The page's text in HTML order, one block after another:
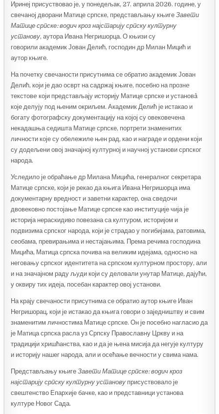
Иринеј присуствовао је, у понедељак, 27. априла 2026. године, у
свечаној дворани Матице српске, представљању књигеЗавети
Матице српске: водич кроз најстарију српску културну
установу, аутора Ивана Негришорца.О књизи су
говорили академик Јован Делић, господин др Милан Мицић и
аутор књиге.
На почетку свечаности присутнима се обратио академик Јован
Делић, који је дао осврт на садржај књиге, посебно на прознe
текстовe који представљају историју Матице српске и установâ
које делују под њеним окриљем. Академик Делић је истакао и
богату фотографску документацију на којој су овековечена
некадашња седишта Матице српске, портрети знаменитих
личности које су обележиле њен рад, као и награде и ордени који
су додељени овој значајној културној и научној установи српског
народа.
Уследило је обраћање др Милана Мицића, генералног секретара
Матице српске, који је рекао да књига Ивана Негришорца има
документарну вредност и заветни карактер, она сведочи
двовековно постојање Матице српске као институције чија је
историја нераскидиво повезана са културом, историјом и
подвизима српског народа, који је страдао у погибијама, ратовима,
сеобама, превирањима и нестајањима. Према речима господина
Мицића, Матица српска почива на великим идејама, односно на
неговању српског идентитета на српском културном простору, али
и на значајном раду људи који су деловали унутар Матице, дајући,
у оквиру тих идеја, посебан карактер овој установи.
На крају свечаности присутнима се обратио аутор књиге Иван
Негришорац, који је истакао да књига говори о заједништву и свим
знаменитим личностима Матице српске. Он је посебно нагласио да
је Матица српска расла уз Српску Православну Цркву и на
традицији хришћанства, као и да је њена мисија да негује културу
и историју нашег народа, али и осећање вечности у свима нама.
Представљању књигеЗавети Матице српске: водич кроз
најстарију српску културну установу присуствовало је
свештенство Епархије бачке, као и представници установа
културе Новог Сада.